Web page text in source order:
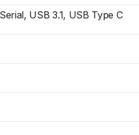
USB 3.1, USB Type C